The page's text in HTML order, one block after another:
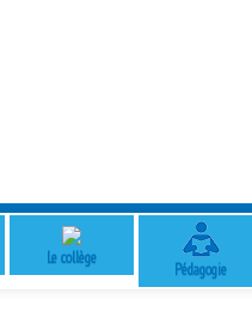
Le collège
Pédagogie